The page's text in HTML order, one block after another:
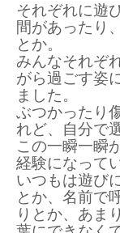
それぞれに遊
間があったり
とか。
みんなそれぞ
がら過ごす姿
ました。
ぶつかったり
れど、自分で
この一瞬一瞬
経験になって
いつもは遊び
とか、名前で
りとか、あま